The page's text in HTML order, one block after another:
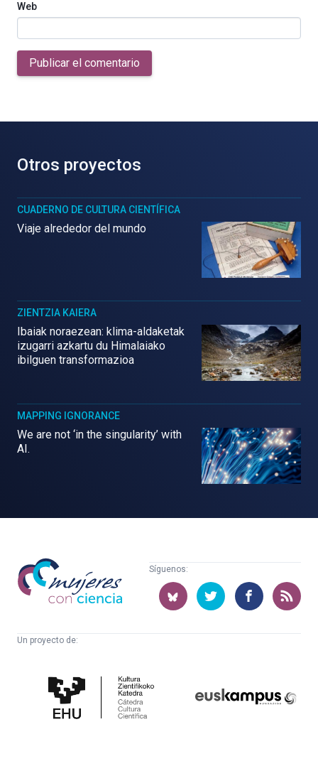
Web
Publicar el comentario
Otros proyectos
CUADERNO DE CULTURA CIENTÍFICA
Viaje alrededor del mundo
ZIENTZIA KAIERA
Ibaiak noraezean: klima-aldaketak
izugarri azkartu du Himalaiako
ibilguen transformazioa
MAPPING IGNORANCE
We are not ‘in the singularity’ with
AI.
Mujeres
con
ciencia
Síguenos:
Un proyecto de:
Cultura
Científica